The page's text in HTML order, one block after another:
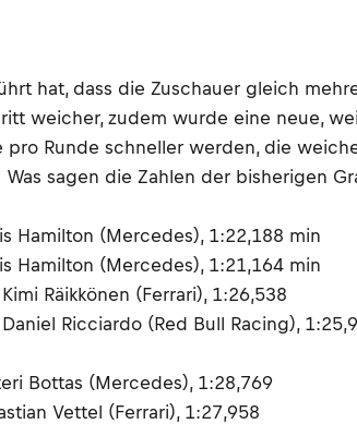
hat, dass die Zuschauer gleich
weicher, zudem wurde eine neue,
pro Runde schneller werden, die
Was sagen die Zahlen der bisherigen
Hamilton (Mercedes), 1:22,188 min
Hamilton (Mercedes), 1:21,164 min
Räikkönen (Ferrari), 1:26,538
Ricciardo (Red Bull Racing),
Bottas (Mercedes), 1:28,769
Vettel (Ferrari), 1:27,958